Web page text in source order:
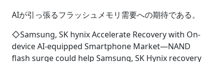
AIが引っ張るフラッシュメモリ需要への期待である。
◇Samsung, SK hynix Accelerate Recovery with On-
device AI-equipped Smartphone Market―NAND
flash surge could help Samsung, SK Hynix recovery